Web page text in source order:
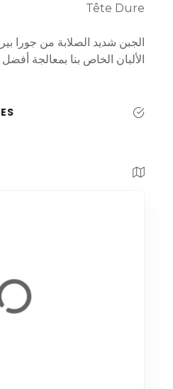
Tête Dure
الجبن شديد الصلابة من جورا
الألبان الخاص بنا بمعالجة أفضل